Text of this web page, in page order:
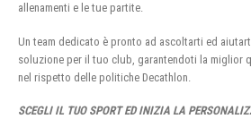
allenamenti e le tue partite.
Un team dedicato è pronto ad ascoltarti ed
soluzione per il tuo club, garantendoti la miglior
nel rispetto delle politiche Decathlon.
SCEGLI IL TUO SPORT ED INIZIA LA